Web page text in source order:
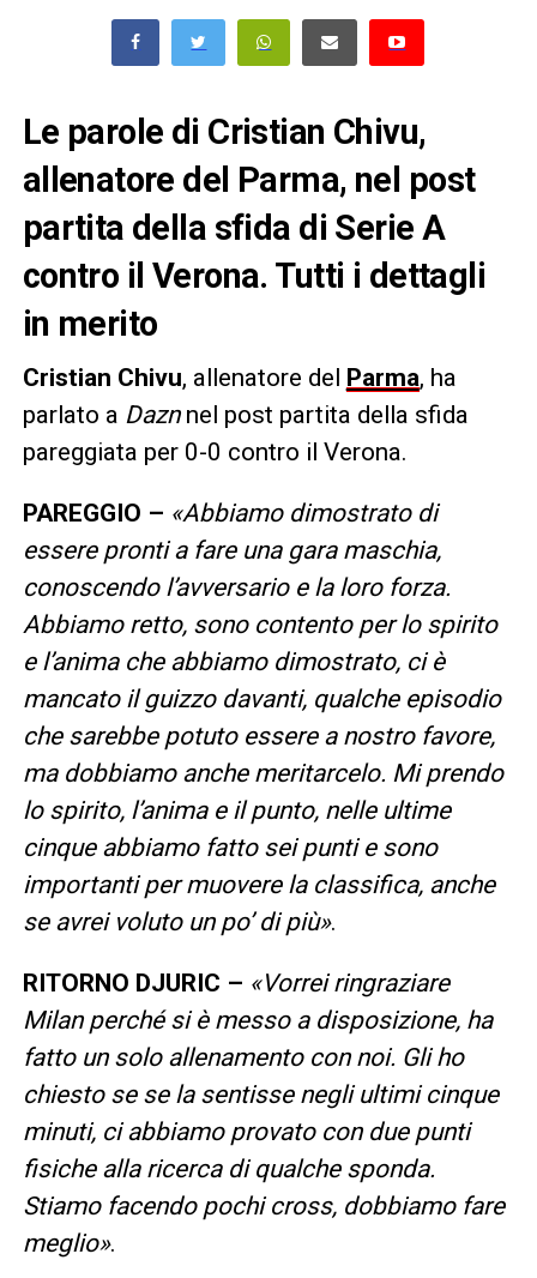
Le parole di Cristian Chivu,
allenatore del Parma, nel post
partita della sfida di Serie A
contro il Verona. Tutti i dettagli
in merito
Cristian Chivu, allenatore del Parma, ha
parlato a Daznnel post partita della sfida
pareggiata per 0-0 contro il Verona.
PAREGGIO – «Abbiamo dimostrato di
essere pronti a fare una gara maschia,
conoscendo l’avversario e la loro forza.
Abbiamo retto, sono contento per lo spirito
e l’anima che abbiamo dimostrato, ci è
mancato il guizzo davanti, qualche episodio
che sarebbe potuto essere a nostro favore,
ma dobbiamo anche meritarcelo. Mi prendo
lo spirito, l’anima e il punto, nelle ultime
cinque abbiamo fatto sei punti e sono
importanti per muovere la classifica, anche
se avrei voluto un po’ di più».
RITORNO DJURIC – «Vorrei ringraziare
Milan perché si è messo a disposizione, ha
fatto un solo allenamento con noi. Gli ho
chiesto se se la sentisse negli ultimi cinque
minuti, ci abbiamo provato con due punti
fisiche alla ricerca di qualche sponda.
Stiamo facendo pochi cross, dobbiamo fare
meglio».